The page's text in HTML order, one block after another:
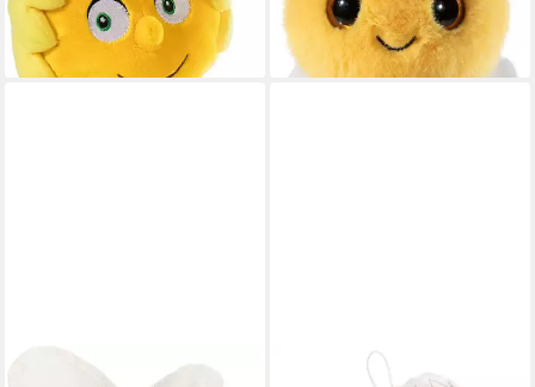
-20%
lieferbar - in 4-5 Werktagen bei dir